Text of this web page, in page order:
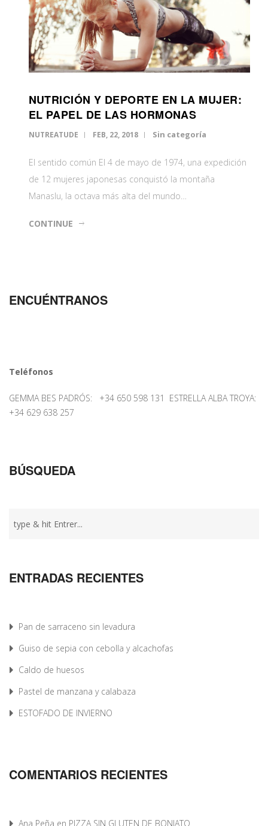
NUTRICIÓN Y DEPORTE EN LA MUJER:
EL PAPEL DE LAS HORMONAS
NUTREATUDE FEB, 22, 2018 Sin categoría
El sentido común El 4 de mayo de 1974, una expedición
de 12 mujeres japonesas conquistó la montaña
Manaslu, la octava más alta del mundo…
CONTINUE
ENCUÉNTRANOS
Teléfonos
GEMMA BES PADRÓS: +34 650 598 131 ESTRELLA ALBA TROYA:
+34 629 638 257
BÚSQUEDA
ENTRADAS RECIENTES
Pan de sarraceno sin levadura
Guiso de sepia con cebolla y alcachofas
Caldo de huesos
Pastel de manzana y calabaza
ESTOFADO DE INVIERNO
COMENTARIOS RECIENTES
Ana Peña en PIZZA SIN GLUTEN DE BONIATO